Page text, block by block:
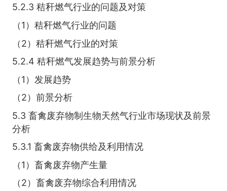
5.2.3 秸秆燃气行业的问题及对策
（1）秸秆燃气行业的问题
（2）秸秆燃气行业的对策
5.2.4 秸秆燃气发展趋势与前景分析
（1）发展趋势
（2）前景分析
5.3 畜禽废弃物制生物天然气行业市场现状及前景
分析
5.3.1 畜禽废弃物供给及利用情况
（1）畜禽废弃物产生量
（2）畜禽废弃物综合利用情况